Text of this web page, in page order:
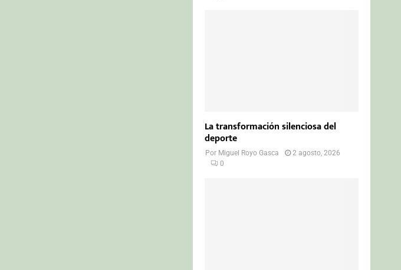
La transformación silenciosa del
deporte
Por Miguel Royo Gasca
2 agosto, 2026
0